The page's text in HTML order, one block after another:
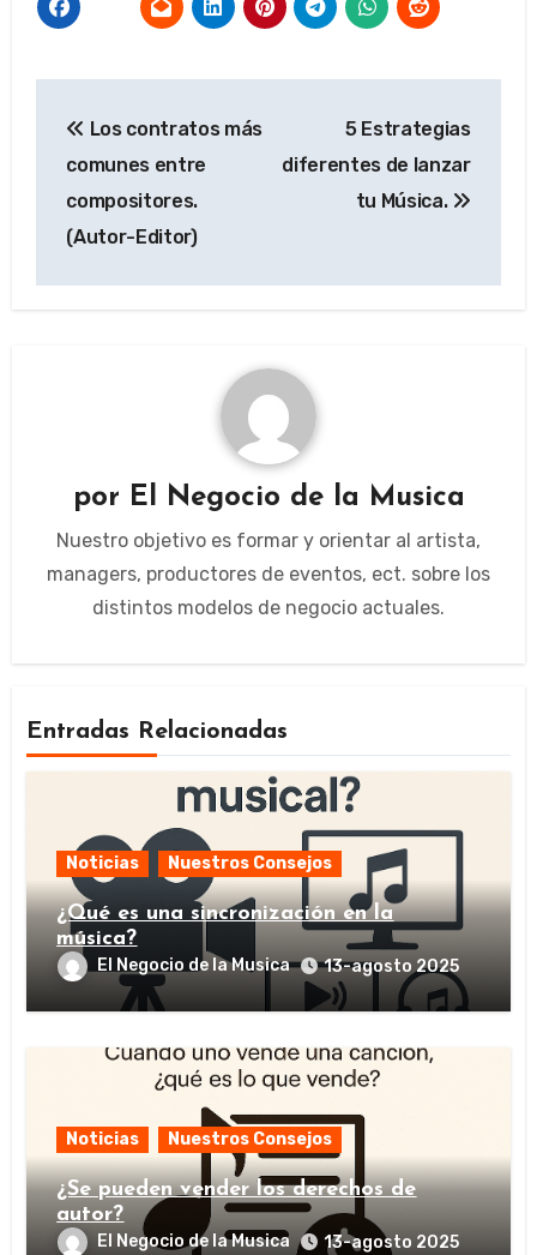
de
entradas
Los contratos más
comunes entre
compositores.
(Autor-Editor)
5 Estrategias
diferentes de lanzar
tu Música.
por El Negocio de la Musica
Nuestro objetivo es formar y orientar al artista,
managers, productores de eventos, ect. sobre los
distintos modelos de negocio actuales.
Entradas Relacionadas
Noticias Nuestros Consejos
¿Qué es una sincronización en la
música?
El Negocio de la Musica 13-agosto 2025
Noticias Nuestros Consejos
¿Se pueden vender los derechos de
autor?
El Negocio de la Musica 13-agosto 2025